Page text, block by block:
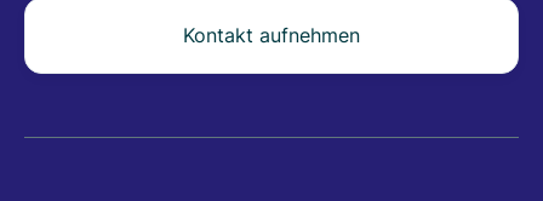
Kontakt aufnehmen